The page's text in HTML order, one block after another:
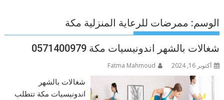
الوسم: ممرضات للرعاية المنزلية مكة
شغالات بالشهر اندونيسيات مكة 0571400979
أكتوبر 16, 2024 Fatma Mahmoud
شغالات بالشهر
اندونيسيات مكة تتطلب